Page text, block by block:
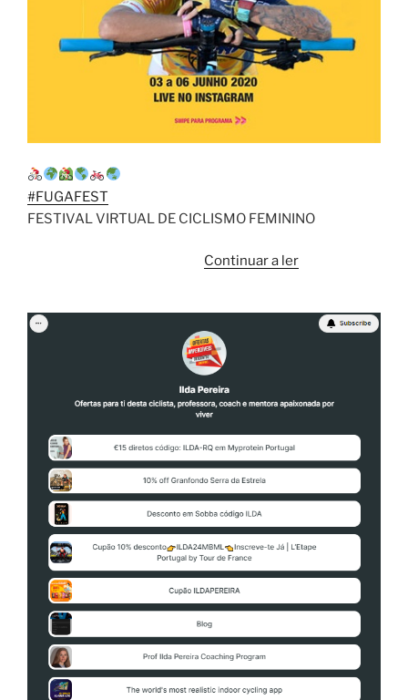
#FUGAFEST
FESTIVAL VIRTUAL DE CICLISMO FEMININO
Continuar a ler“Mais
provas,”